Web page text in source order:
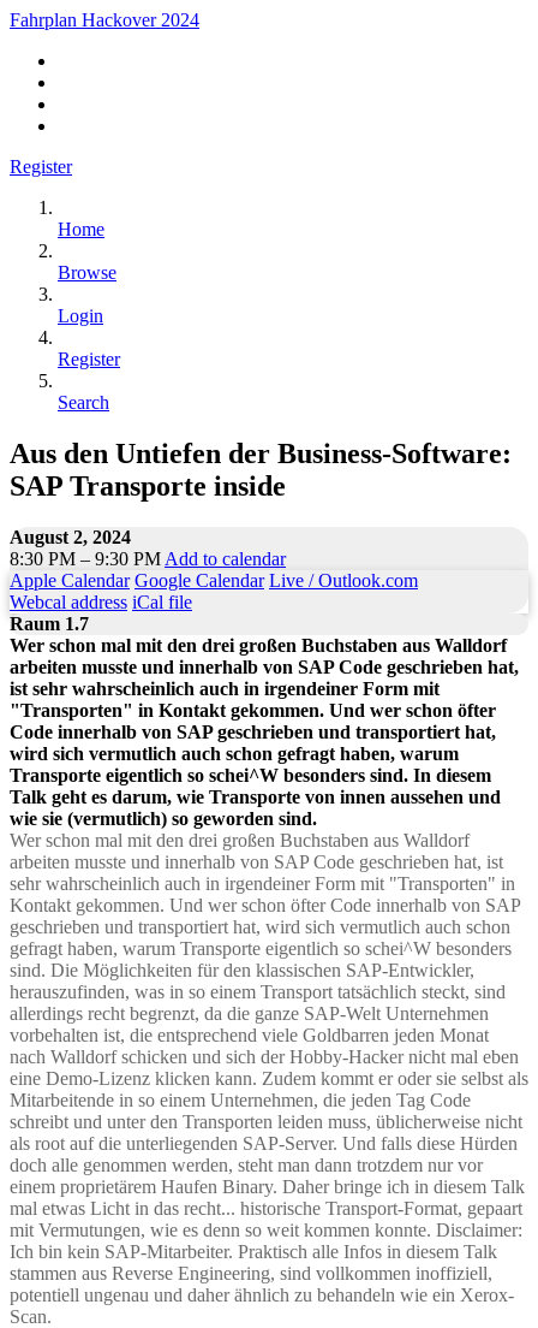
Fahrplan Hackover 2024
Register
Home
Browse
Login
Register
Search
Aus den Untiefen der Business-Software:
SAP Transporte inside
August 2, 2024
8:30 PM – 9:30 PM Add to calendar
Apple Calendar Google Calendar Live / Outlook.com
Webcal address iCal file
Raum 1.7
Wer schon mal mit den drei großen Buchstaben aus Walldorf
arbeiten musste und innerhalb von SAP Code geschrieben hat,
ist sehr wahrscheinlich auch in irgendeiner Form mit
"Transporten" in Kontakt gekommen. Und wer schon öfter
Code innerhalb von SAP geschrieben und transportiert hat,
wird sich vermutlich auch schon gefragt haben, warum
Transporte eigentlich so schei^W besonders sind. In diesem
Talk geht es darum, wie Transporte von innen aussehen und
wie sie (vermutlich) so geworden sind.
Wer schon mal mit den drei großen Buchstaben aus Walldorf
arbeiten musste und innerhalb von SAP Code geschrieben hat, ist
sehr wahrscheinlich auch in irgendeiner Form mit "Transporten" in
Kontakt gekommen. Und wer schon öfter Code innerhalb von SAP
geschrieben und transportiert hat, wird sich vermutlich auch schon
gefragt haben, warum Transporte eigentlich so schei^W besonders
sind. Die Möglichkeiten für den klassischen SAP-Entwickler,
herauszufinden, was in so einem Transport tatsächlich steckt, sind
allerdings recht begrenzt, da die ganze SAP-Welt Unternehmen
vorbehalten ist, die entsprechend viele Goldbarren jeden Monat
nach Walldorf schicken und sich der Hobby-Hacker nicht mal eben
eine Demo-Lizenz klicken kann. Zudem kommt er oder sie selbst als
Mitarbeitende in so einem Unternehmen, die jeden Tag Code
schreibt und unter den Transporten leiden muss, üblicherweise nicht
als root auf die unterliegenden SAP-Server. Und falls diese Hürden
doch alle genommen werden, steht man dann trotzdem nur vor
einem proprietärem Haufen Binary. Daher bringe ich in diesem Talk
mal etwas Licht in das recht... historische Transport-Format, gepaart
mit Vermutungen, wie es denn so weit kommen konnte. Disclaimer:
Ich bin kein SAP-Mitarbeiter. Praktisch alle Infos in diesem Talk
stammen aus Reverse Engineering, sind vollkommen inoffiziell,
potentiell ungenau und daher ähnlich zu behandeln wie ein Xerox-
Scan.